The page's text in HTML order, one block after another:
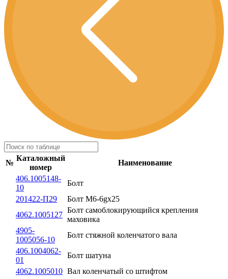
№
Каталожный
номер
Наименование
406.1005148-
10
Болт
201422-П29
Болт М6-6gх25
4062.1005127
Болт самоблокирующийся крепления
маховика
4905-
1005056-10
Болт стяжной коленчатого вала
406.1004062-
01
Болт шатуна
4062.1005010 Вал коленчатый со штифтом